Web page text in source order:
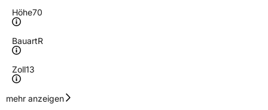
Höhe70
BauartR
Zoll13
Geschwindigkeitsindex
mehr anzeigen